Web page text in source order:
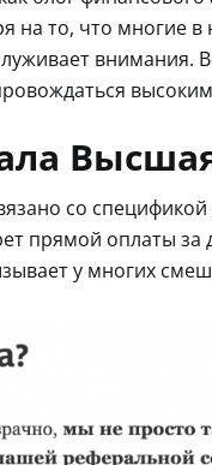
на то, что многие
внимания.
со
прямой оплаты за
у многих